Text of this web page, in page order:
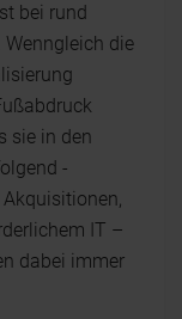
bei rund
die
sie in den
-
IT –
dabei immer